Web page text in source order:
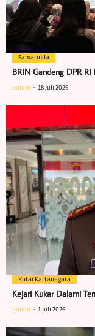
Samarinda
BRIN Gandeng DPR
admin 18 Juli 2026
Kutai Kartanegara
Kejari Kukar Dalami
admin 1 Juli 2026